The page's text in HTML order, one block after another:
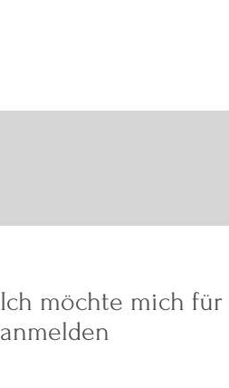
Ich möchte mich für
anmelden